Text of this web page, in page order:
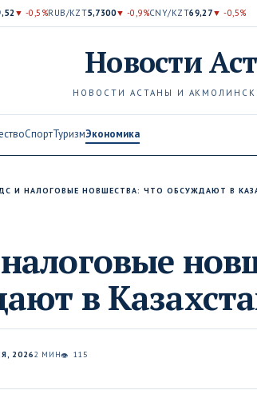
▼ -0,5%RUB/KZT5,7300▼ -0,9%CNY/KZT69,27▼ -0,5%
Новости
НОВОСТИ АСТАНЫ И
СпортТуризмЭкономика
И НАЛОГОВЫЕ НОВШЕСТВА: ЧТО ОБСУЖДАЮТ В
в
20262 МИН👁 115